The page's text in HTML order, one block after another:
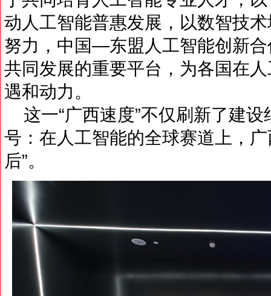
动人工智能普惠发展，以数智技
努力，中国—东盟人工智能创新
共同发展的重要平台，为各国在
遇和动力。
这一“广西速度”不仅刷新了建
号：在人工智能的全球赛道上，
后”。